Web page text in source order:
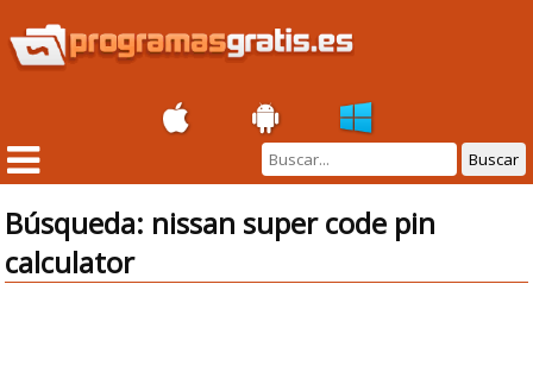
Buscar
Búsqueda: nissan super code pin
calculator